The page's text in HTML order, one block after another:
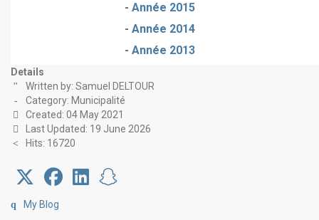
- Année 2015
- Année 2014
- Année 2013
Details
Written by: Samuel DELTOUR
Category: Municipalité
Created: 04 May 2021
Last Updated: 19 June 2026
Hits: 16720
My Blog